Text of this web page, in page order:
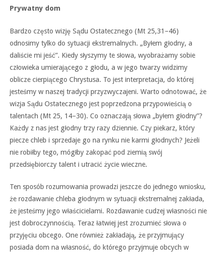
Prywatny dom
Bardzo często wizję Sądu Ostatecznego (Mt 25,31–46)
odnosimy tylko do sytuacji ekstremalnych. „Byłem głodny, a
daliście mi jeść”. Kiedy słyszymy te słowa, wyobrażamy sobie
człowieka umierającego z głodu, a w jego twarzy widzimy
oblicze cierpiącego Chrystusa. To jest interpretacja, do której
jesteśmy w naszej tradycji przyzwyczajeni. Warto odnotować, że
wizja Sądu Ostatecznego jest poprzedzona przypowieścią o
talentach (Mt 25, 14–30). Co oznaczają słowa „byłem głodny”?
Każdy z nas jest głodny trzy razy dziennie. Czy piekarz, który
piecze chleb i sprzedaje go na rynku nie karmi głodnych? Jeżeli
nie robiłby tego, mógłby zakopać pod ziemią swój
przedsiębiorczy talent i utracić życie wieczne.
Ten sposób rozumowania prowadzi jeszcze do jednego wniosku,
że rozdawanie chleba głodnym w sytuacji ekstremalnej zakłada,
że jesteśmy jego właścicielami. Rozdawanie cudzej własności nie
jest dobroczynnością. Teraz łatwiej jest zrozumieć słowa o
przyjęciu obcego. One również zakładają, że przyjmujący
posiada dom na własność, do którego przyjmuje obcych w